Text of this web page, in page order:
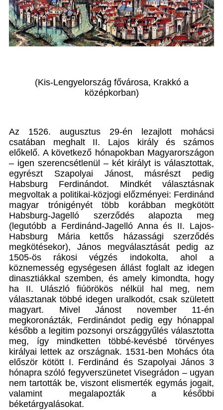
(Kis-Lengyelország fővárosa, Krakkó a
középkorban)
Az 1526. augusztus 29-én lezajlott mohácsi
csatában meghalt II. Lajos király és számos
előkelő. A következő hónapokban Magyarországon
– igen szerencsétlenül – két királyt is választottak,
egyrészt Szapolyai Jánost, másrészt pedig
Habsburg Ferdinándot. Mindkét választásnak
megvoltak a politikai-közjogi előzményei: Ferdinánd
magyar trónigényét több korábban megkötött
Habsburg-Jagelló szerződés alapozta meg
(legutóbb a Ferdinánd-Jagelló Anna és II. Lajos-
Habsburg Mária kettős házassági szerződés
megkötésekor), János megválasztását pedig az
1505-ös rákosi végzés indokolta, ahol a
köznemesség egységesen állást foglalt az idegen
dinasztiákkal szemben, és amely kimondta, hogy
ha II. Ulászló fiúörökös nélkül hal meg, nem
választanak többé idegen uralkodót, csak született
magyart. Mivel Jánost november 11-én
megkoronázták, Ferdinándot pedig egy hónappal
később a legitim pozsonyi országgyűlés választotta
meg, így mindketten többé-kevésbé törvényes
királyai lettek az országnak. 1531-ben Mohács óta
először kötött I. Ferdinánd és Szapolyai János 3
hónapra szóló fegyverszünetet Visegrádon – ugyan
nem tartották be, viszont elismerték egymás jogait,
valamint megalapozták a későbbi
béketárgyalásokat.